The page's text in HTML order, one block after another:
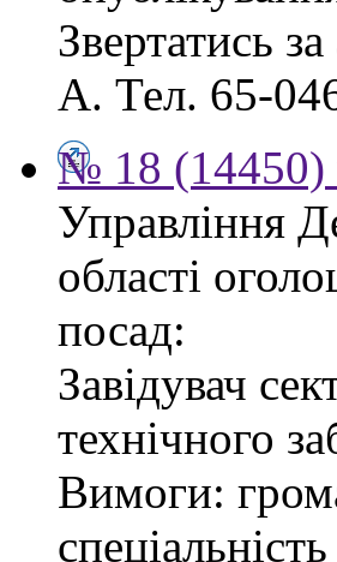
Звертатись
А. Тел. 65-
№ 18 (14450)
Управління
області
посад:
Завідувач
технічного
Вимоги: